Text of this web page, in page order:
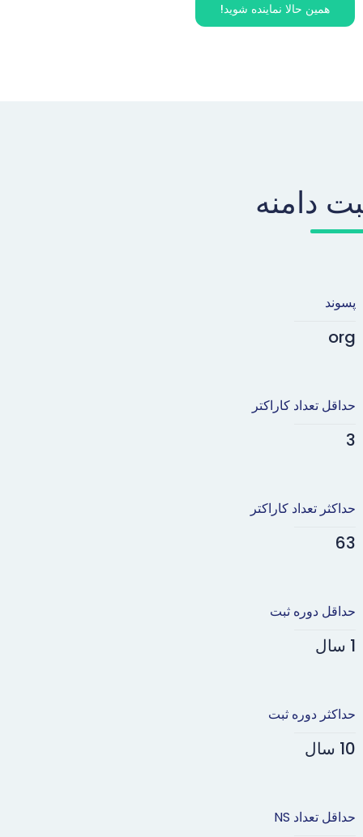
همین حالا نماینده شوید!
دامنه
پسوند
org
حداقل تعداد کاراکتر
3
حداکثر تعداد کاراکتر
63
حداقل دوره ثبت
1 سال
حداکثر دوره ثبت
10 سال
حداقل تعداد NS